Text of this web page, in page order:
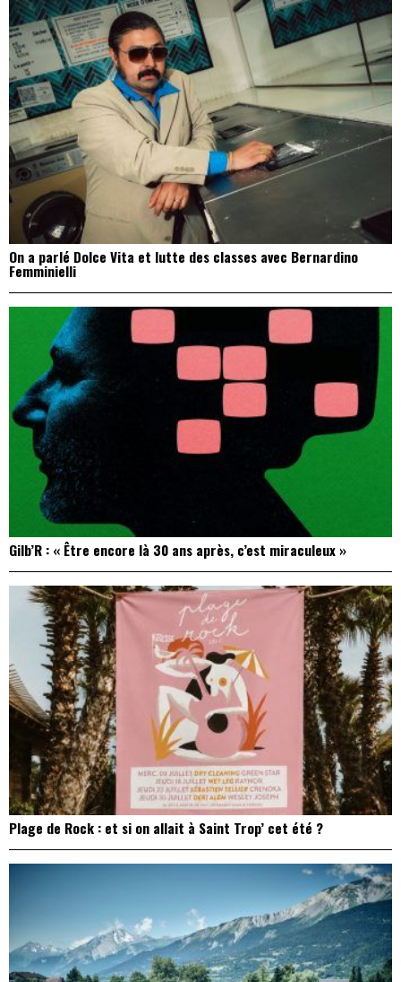
On a parlé Dolce Vita et lutte des classes avec Bernardino
Femminielli
Gilb’R : « Être encore là 30 ans après, c’est miraculeux »
Plage de Rock : et si on allait à Saint Trop’ cet été ?